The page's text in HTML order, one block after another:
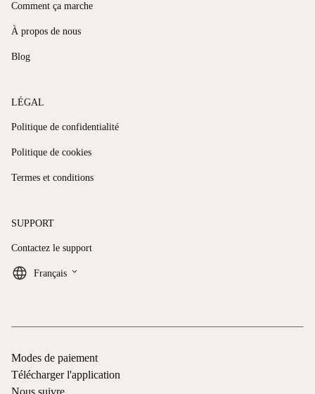
Comment ça marche
À propos de nous
Blog
LÉGAL
Politique de confidentialité
Politique de cookies
Termes et conditions
SUPPORT
Contactez le support
Français keyboard_arrow_down
Modes de paiement
Télécharger l'application
Nous suivre